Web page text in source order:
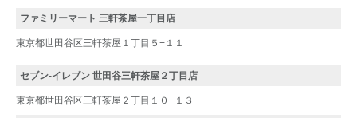
ファミリーマート 三軒茶屋一丁目店
東京都世田谷区三軒茶屋１丁目５−１１
セブン-イレブン 世田谷三軒茶屋２丁目店
東京都世田谷区三軒茶屋２丁目１０−１３